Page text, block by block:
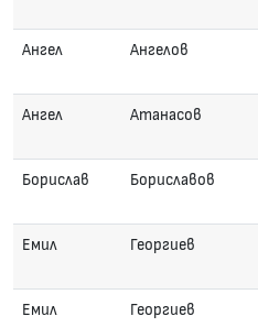
Ангел Ангелов
Ангел Атанасов
Борислав Бориславов
Емил Георгиев
Емил Георгиев